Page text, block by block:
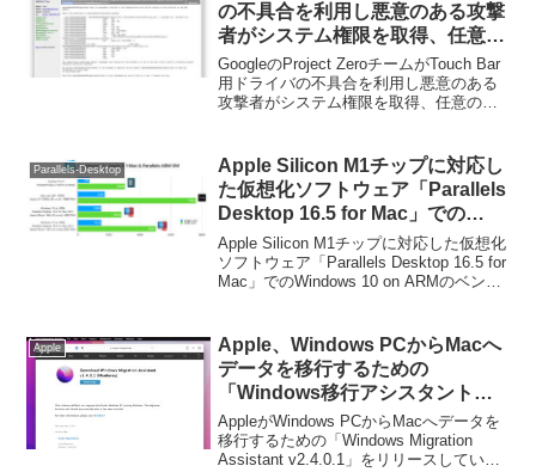
の不具合を利用し悪意のある攻撃
者がシステム権限を取得、任意の
コードを実行できる不具合を
Appleが修正したと発表。
GoogleのProject ZeroチームがTouch Bar
用ドライバの不具合を利用し悪意のある
攻撃者がシステム権限を取得、任意のコ
Parallels-Desktop
Apple Silicon M1チップに対応し
た仮想化ソフトウェア「Parallels
Desktop 16.5 for Mac」での
Windows 10 on ARMのベンチマ
ーク。
Apple Silicon M1チップに対応した仮想化
ソフトウェア「Parallels Desktop 16.5 for
Mac」でのWindows 10 on ARMのベンチ
Apple
Apple、Windows PCからMacへ
データを移行するための
「Windows移行アシスタント
v2.4.0.1 (Monterey)」をリリー
ス。
AppleがWindows PCからMacへデータを
移行するための「Windows Migration
Assistant v2.4.0.1」をリリースしていま